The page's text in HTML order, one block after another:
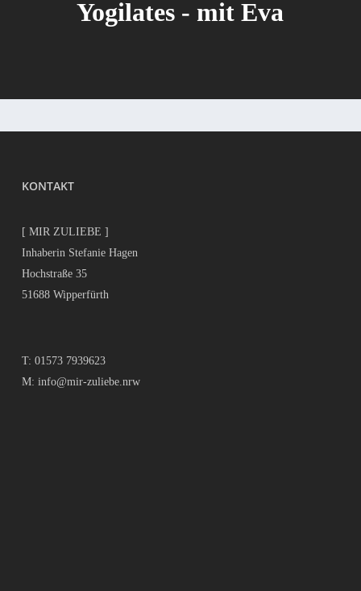
Yogilates - mit Eva
KONTAKT
[ MIR ZULIEBE ]
Inhaberin Stefanie Hagen
Hochstraße 35
51688 Wipperfürth
T: 01573 7939623
M: info@mir-zuliebe.nrw